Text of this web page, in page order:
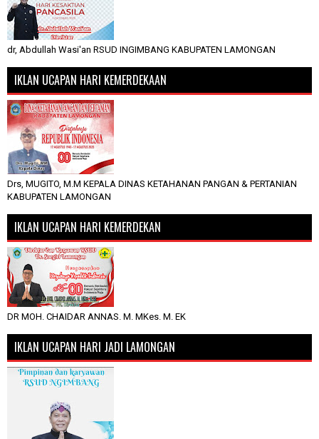
dr, Abdullah Wasi'an RSUD INGIMBANG KABUPATEN LAMONGAN
IKLAN UCAPAN HARI KEMERDEKAAN
Drs, MUGITO, M.M KEPALA DINAS KETAHANAN PANGAN & PERTANIAN
KABUPATEN LAMONGAN
IKLAN UCAPAN HARI KEMERDEKAN
DR MOH. CHAIDAR ANNAS. M. MKes. M. EK
IKLAN UCAPAN HARI JADI LAMONGAN